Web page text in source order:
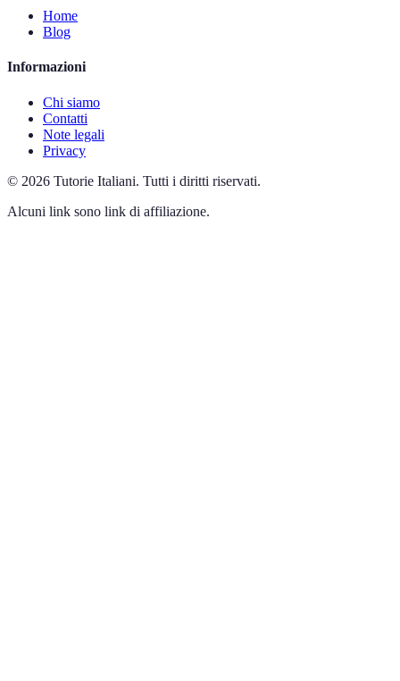
Home
Blog
Informazioni
Chi siamo
Contatti
Note legali
Privacy
© 2026 Tutorie Italiani. Tutti i diritti riservati.
Alcuni link sono link di affiliazione.